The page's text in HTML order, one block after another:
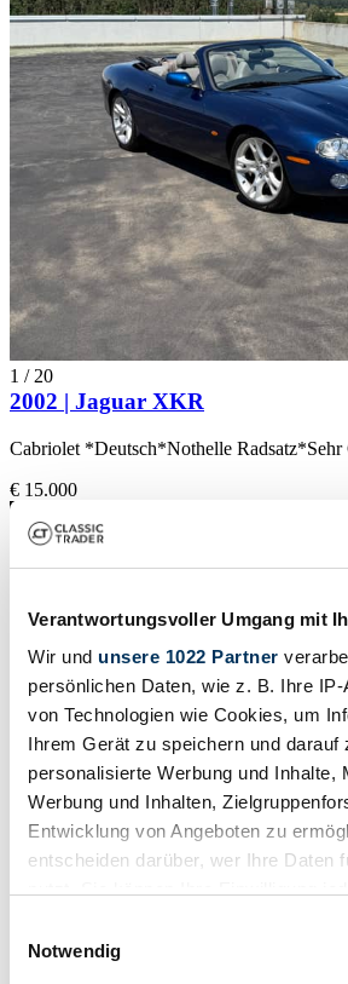
Verantwortungsvoller Umgang mit
Wir und unsere 1022 Partner
persönlichen Daten, wie z. B. Ihre
von Technologien wie Cookies, um
Ihrem Gerät zu speichern und darauf
personalisierte Werbung und Inhalte,
Werbung und Inhalten,
Entwicklung von Angeboten zu
entscheiden darüber, wer Ihre Daten
Trigger Symbol ändern oder widerrufen
Notwendig
1 / 20
2002 | Jaguar XKR
Cabriolet *Deutsch*Nothelle Radsatz*Sehr
€ 15.000
X100